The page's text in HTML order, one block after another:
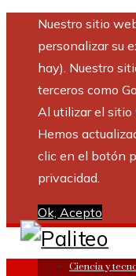
Nuestro sitio
personalizar su
hay). Nuestro
terceros como
Al utilizar el sitio
Hemos
clic en el botón
privacidad.
Ok, Acepto
Ciencia y